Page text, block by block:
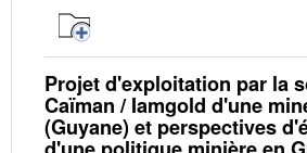
Projet d'exploitation par la
Caïman / Iamgold d'une
(Guyane) et perspectives